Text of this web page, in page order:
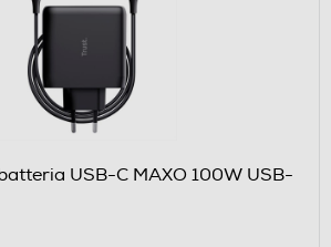
USB-C MAXO 100W USB-